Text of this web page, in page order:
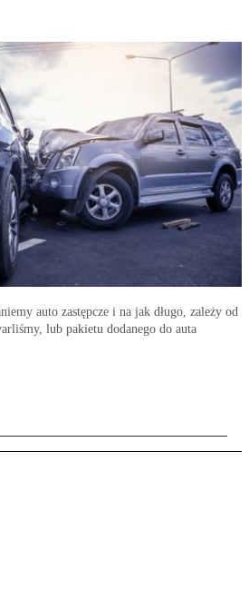
auto zastępcze i na jak długo, zależy od
lub pakietu dodanego do auta